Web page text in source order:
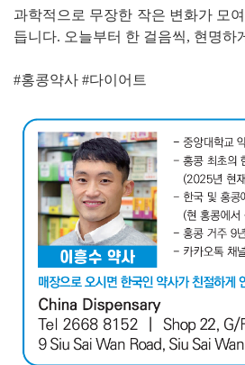
과학적으로 무장한 작은 변화가 모
듭니다. 오늘부터 한 걸음씩, 현명하
#홍콩약사 #다이어트